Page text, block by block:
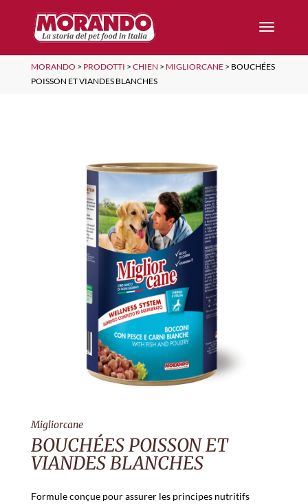
MORANDO > PRODOTTI > CHIEN > MIGLIORCANE> BOUCHÉES
POISSON ET VIANDES BLANCHES
Migliorcane
BOUCHÉES POISSON ET
VIANDES BLANCHES
Formule conçue pour assurer les principes nutritifs